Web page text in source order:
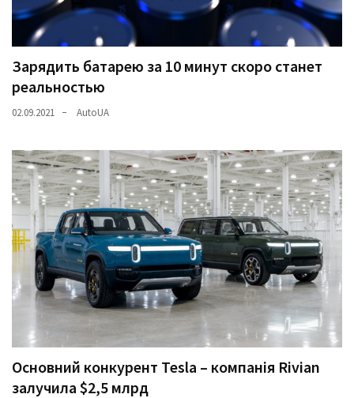
Зарядить батарею за 10 минут скоро станет
реальностью
02.09.2021 AutoUA
Основний конкурент Tesla – компанія Rivian
залучила $2,5 млрд